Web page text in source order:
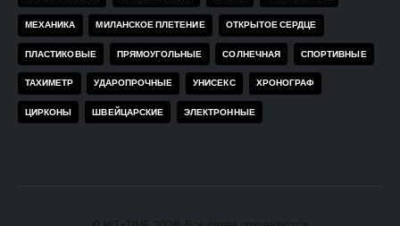
МЕХАНИКА МИЛАНСКОЕ ПЛЕТЕНИЕ ОТКРЫТОЕ СЕРДЦЕ
ПЛАСТИКОВЫЕ ПРЯМОУГОЛЬНЫЕ СОЛНЕЧНАЯ СПОРТИВНЫЕ
ТАХИМЕТР УДАРОПРОЧНЫЕ УНИСЕКС ХРОНОГРАФ
ЦИРКОНЫ ШВЕЙЦАРСКИЕ ЭЛЕКТРОННЫЕ